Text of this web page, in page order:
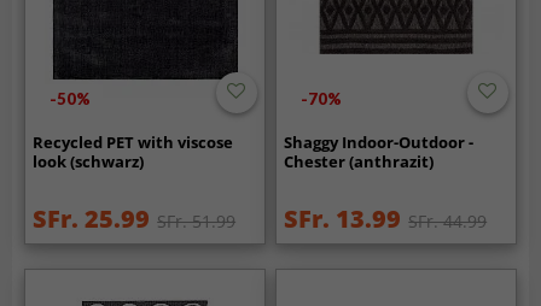
-50%
Recycled PET with viscose
look (schwarz)
SFr. 25.99 SFr. 51.99
-70%
Shaggy Indoor-Outdoor -
Chester (anthrazit)
SFr. 13.99 SFr. 44.99